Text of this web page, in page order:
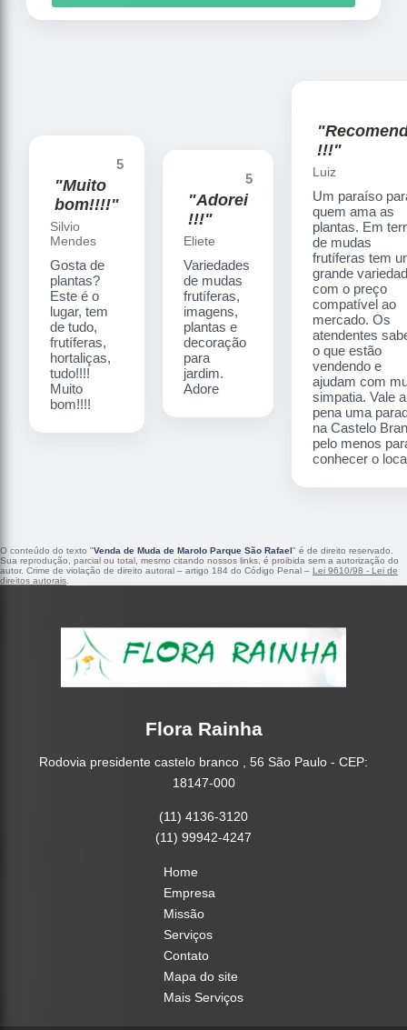
5
"Muito
bom!!!!"
Silvio
Mendes
Gosta de
plantas?
Este é o
lugar, tem
de tudo,
frutíferas,
hortaliças,
tudo!!!!
Muito
bom!!!!
5
"Adorei
!!!"
Eliete
Variedades
de mudas
frutíferas,
imagens,
plantas e
decoração
para
jardim.
Adore
!!!"
Luiz
Um paraíso
quem ama as
plantas. Em
de mudas
frutíferas tem
grande
com o preço
compatível ao
mercado. Os
atendentes
o que estão
vendendo e
ajudam com
simpatia. Vale a
pena uma
na Castelo
pelo menos
conhecer o
O conteúdo do texto "Venda de Muda de Marolo Parque São Rafael" é de direito reservado.
Sua reprodução, parcial ou total, mesmo citando nossos links, é proibida sem a autorização do
autor. Crime de violação de direito autoral – artigo 184 do Código Penal – Lei 9610/98 - Lei de
direitos autorais
Flora Rainha
Rodovia presidente castelo branco , 56 São Paulo - CEP:
18147-000
(11) 4136-3120
(11) 99942-4247
Home
Empresa
Missão
Serviços
Contato
Mapa do site
Mais Serviços